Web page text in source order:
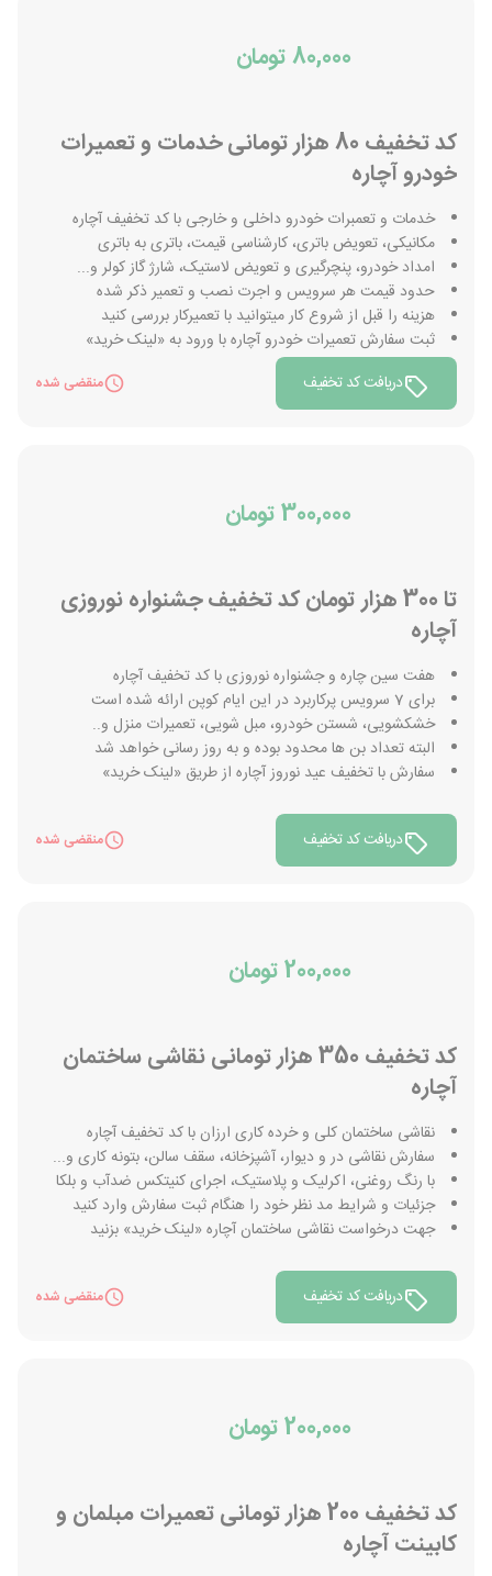
80,000 تومان
کد تخفیف 80 هزار تومانی خدمات و تعمیرات
خودرو آچاره
خدمات و تعمبرات خودرو داخلی و خارجی با کد تخفیف آچاره
مکانیکی، تعویض باتری، کارشناسی قیمت، باتری به باتری
امداد خودرو، پنچرگیری و تعویض لاستیک، شارژ گاز کولر و...
حدود قیمت هر سرویس و اجرت نصب و تعمیر ذکر شده
هزینه را قبل از شروع کار میتوانید با تعمیرکار بررسی کنید
ثبت سفارش تعمیرات خودرو آچاره با ورود به «لینک خرید»
دریافت کد تخفیف
منقضی شده
300,000 تومان
تا 300 هزار تومان کد تخفیف جشنواره نوروزی
آچاره
هفت سین چاره و جشنواره نوروزی با کد تخفیف آچاره
برای 7 سرویس پرکاربرد در این ایام کوپن ارائه شده است
خشکشویی، شستن خودرو، مبل شویی، تعمیرات منزل و..
البته تعداد بن ها محدود بوده و به روز رسانی خواهد شد
سفارش با تخفیف عید نوروز آچاره از طریق «لینک خرید»
دریافت کد تخفیف منقضی شده
200,000 تومان
کد تخفیف 350 هزار تومانی نقاشی ساختمان
آچاره
نقاشی ساختمان کلی و خرده کاری ارزان با کد تخفیف آچاره
سفارش نقاشی در و دیوار، آشپزخانه، سقف سالن، بتونه کاری و...
با رنگ روغنی، اکرلیک و پلاستیک، اجرای کنیتکس ضدآب و بلکا
جزئیات و شرایط مد نظر خود را هنگام ثبت سفارش وارد کنید
جهت درخواست نقاشی ساختمان آچاره «لینک خرید» بزنید
دریافت کد تخفیف منقضی شده
200,000 تومان
کد تخفیف 200 هزار تومانی تعمیرات مبلمان و
کابینت آچاره